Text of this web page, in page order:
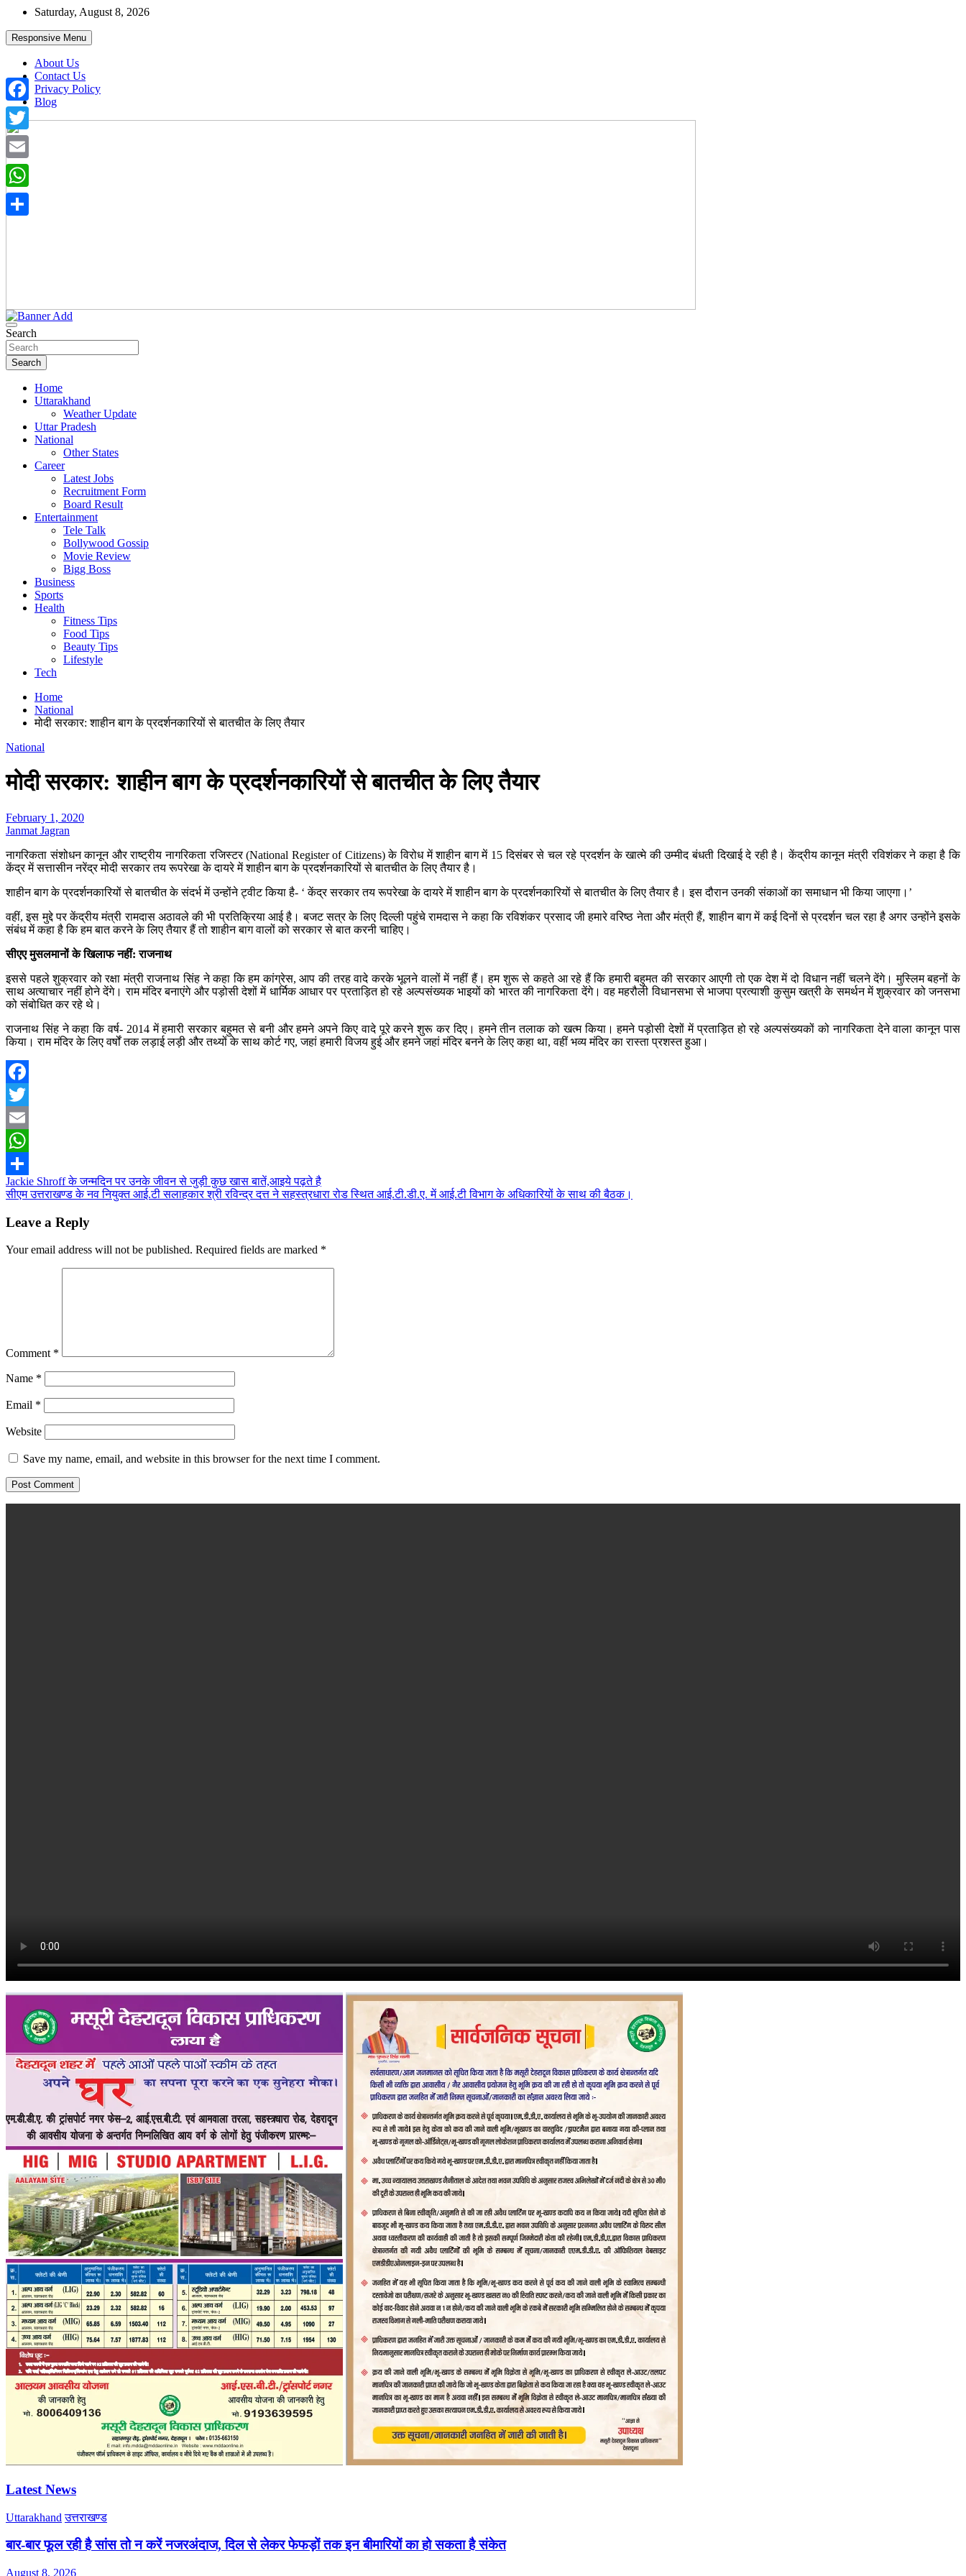
Skip
content
Saturday, August 8, 2026
Responsive Menu
About Us
Contact Us
Privacy Policy
Blog
Search
Search
Home
Uttarakhand
Weather Update
Uttar Pradesh
National
Other States
Career
Latest Jobs
Recruitment Form
Board Result
Entertainment
Tele Talk
Bollywood Gossip
Movie Review
Bigg Boss
Business
Sports
Health
Fitness Tips
Food Tips
Beauty Tips
Lifestyle
Tech
Home
National
मोदी सरकार: शाहीन बाग के प्रदर्शनकारियों से बातचीत के लिए तैयार
National
मोदी सरकार: शाहीन बाग के प्रदर्शनकारियों से बातचीत के लिए तैयार
February 1, 2020
Janmat Jagran
नागरिकता संशोधन कानून और राष्ट्रीय नागरिकता रजिस्टर (National Register of Citizens) के विरोध में शाहीन बाग में 15 दिसंबर से चल रहे प्रदर्शन के खात्मे की उम्मीद बंधती दिखाई दे रही है। केंद्रीय कानून मंत्री रविशंकर ने कहा है कि
केंद्र में सत्तासीन नरेंद्र मोदी सरकार तय रूपरेखा के दायरे में शाहीन बाग के प्रदर्शनकारियों से बातचीत के लिए तैयार है।
शाहीन बाग के प्रदर्शनकारियों से बातचीत के संदर्भ में उन्होंने ट्वीट किया है- ‘ केंद्र सरकार तय रूपरेखा के दायरे में शाहीन बाग के प्रदर्शनकारियों से बातचीत के लिए तैयार है। इस दौरान उनकी संकाओं का समाधान भी किया जाएगा।’
वहीं, इस मुद्दे पर केंद्रीय मंत्री रामदास अठावले की भी प्रतिक्रिया आई है। बजट सत्र के लिए दिल्ली पहुंचे रामदास ने कहा कि रविशंकर प्रसाद जी हमारे वरिष्ठ नेता और मंत्री हैं, शाहीन बाग में कई दिनों से प्रदर्शन चल रहा है अगर उन्होंने इसके
संबंध में कहा है कि हम बात करने के लिए तैयार हैं तो शाहीन बाग वालों को सरकार से बात करनी चाहिए।
सीएए मुसलमानों के खिलाफ नहीं: राजनाथ
इससे पहले शुक्रवार को रक्षा मंत्री राजनाथ सिंह ने कहा कि हम कांग्रेस, आप की तरह वादे करके भूलने वालों में नहीं हैं। हम शुरू से कहते आ रहे हैं कि हमारी बहुमत की सरकार आएगी तो एक देश में दो विधान नहीं चलने देंगे। मुस्लिम बहनों के
साथ अत्याचार नहीं होने देंगे। राम मंदिर बनाएंगे और पड़ोसी देशों में धार्मिक आधार पर प्रताड़ित हो रहे अल्पसंख्यक भाइयों को भारत की नागरिकता देंगे। वह महरौली विधानसभा से भाजपा प्रत्याशी कुसुम खत्री के समर्थन में शुक्रवार को जनसभा
को संबोधित कर रहे थे।
राजनाथ सिंह ने कहा कि वर्ष- 2014 में हमारी सरकार बहुमत से बनी और हमने अपने किए वादे पूरे करने शुरू कर दिए। हमने तीन तलाक को खत्म किया। हमने पड़ोसी देशों में प्रताड़ित हो रहे अल्पसंख्यकों को नागरिकता देने वाला कानून पास
किया। राम मंदिर के लिए वर्षों तक लड़ाई लड़ी और तथ्यों के साथ कोर्ट गए, जहां हमारी विजय हुई और हमने जहां मंदिर बनने के लिए कहा था, वहीं भव्य मंदिर का रास्ता प्रशस्त हुआ।
Facebook
Twitter
Email
WhatsApp
Share
Post
navigation
Jackie Shroff के जन्मदिन पर उनके जीवन से जुड़ी कुछ खास बातें,आइये पढ़ते है
सीएम उत्तराखण्ड के नव नियुक्त आई.टी सलाहकार श्री रविन्द्र दत्त ने सहस्त्रधारा रोड स्थित आई.टी.डी.ए. में आई.टी विभाग के अधिकारियों के साथ की बैठक।
Leave a Reply
Your email address will not be published. Required fields are marked *
Comment *
Name *
Email *
Website
Save my name, email, and website in this browser for the next time I comment.
Latest News
Uttarakhand उत्तराखण्ड
बार-बार फूल रही है सांस तो न करें नजरअंदाज, दिल से लेकर फेफड़ों तक इन बीमारियों का हो सकता है संकेत
August 8, 2026
Facebook
Twitter
Email
WhatsApp